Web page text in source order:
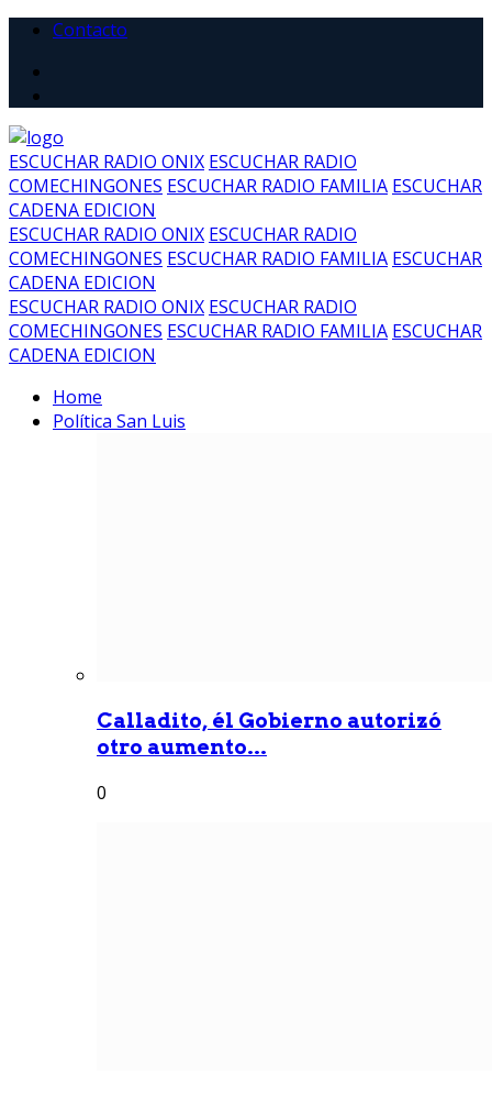
Contacto
ESCUCHAR RADIO ONIX ESCUCHAR RADIO
COMECHINGONES ESCUCHAR RADIO FAMILIA ESCUCHAR
CADENA EDICION
ESCUCHAR RADIO ONIX ESCUCHAR RADIO
COMECHINGONES ESCUCHAR RADIO FAMILIA ESCUCHAR
CADENA EDICION
ESCUCHAR RADIO ONIX ESCUCHAR RADIO
COMECHINGONES ESCUCHAR RADIO FAMILIA ESCUCHAR
CADENA EDICION
Home
Política San Luis
Calladito, él Gobierno autorizó
otro aumento...
0